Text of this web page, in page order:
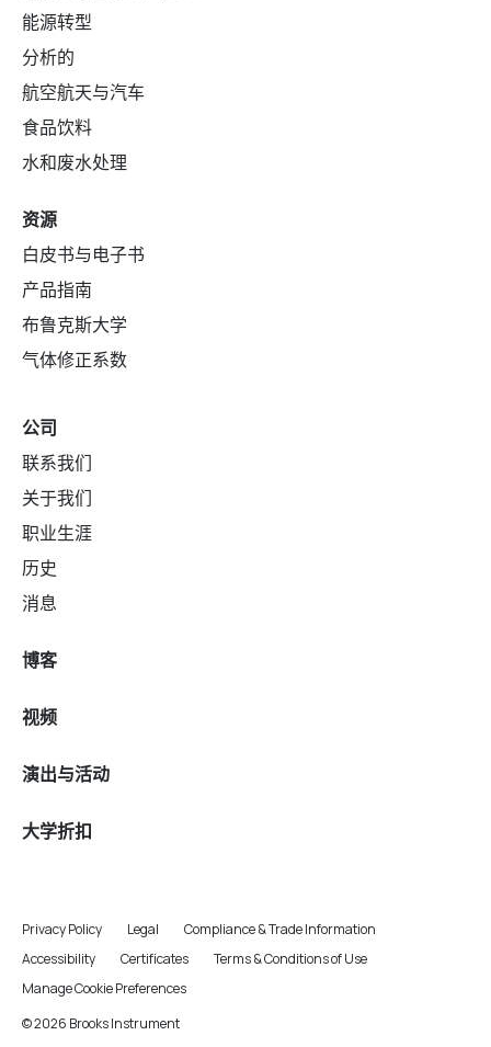
能源转型
分析的
航空航天与汽车
食品饮料
水和废水处理
资源
白皮书与电子书
产品指南
布鲁克斯大学
气体修正系数
公司
联系我们
关于我们
职业生涯
历史
消息
博客
视频
演出与活动
大学折扣
Privacy Policy Legal
Compliance & Trade Information
Accessibility
Certificates
Terms & Conditions of Use
Manage Cookie Preferences
© 2026 Brooks Instrument